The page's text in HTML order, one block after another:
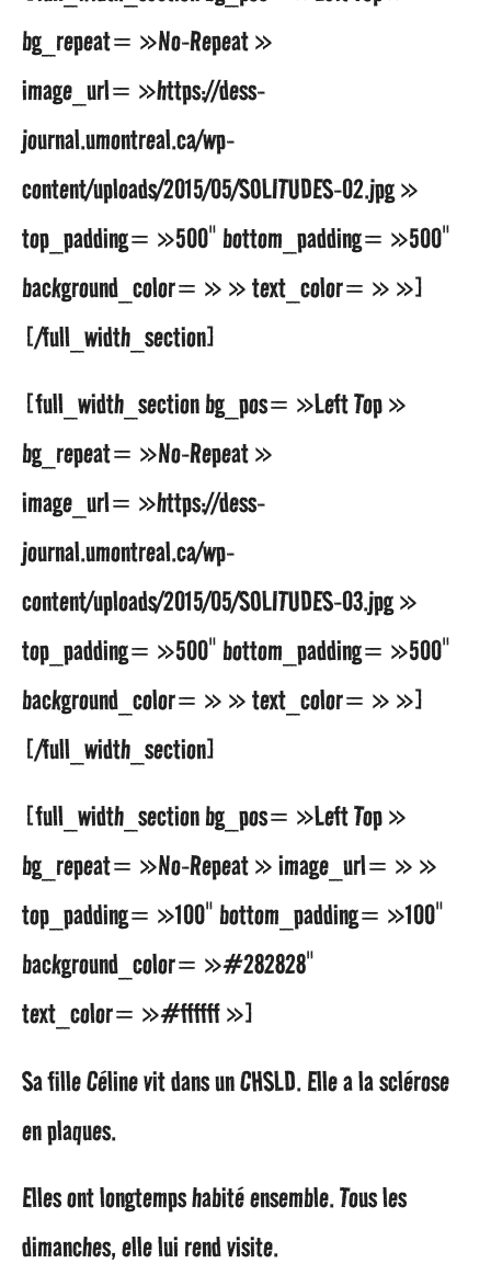
bg_repeat= »No-Repeat »
image_url= »https://dess-
journal.umontreal.ca/wp-
content/uploads/2015/05/SOLITUDES-02.jpg »
top_padding= »500″ bottom_padding= »500″
background_color= » » text_color= » »]
[/full_width_section]
[full_width_section bg_pos= »Left Top »
bg_repeat= »No-Repeat »
image_url= »https://dess-
journal.umontreal.ca/wp-
content/uploads/2015/05/SOLITUDES-03.jpg »
top_padding= »500″ bottom_padding= »500″
background_color= » » text_color= » »]
[/full_width_section]
[full_width_section bg_pos= »Left Top »
bg_repeat= »No-Repeat » image_url= » »
top_padding= »100″ bottom_padding= »100″
background_color= »#282828″
text_color= »#ffffff »]
Sa fille Céline vit dans un CHSLD. Elle a la sclérose
en plaques.
Elles ont longtemps habité ensemble. Tous les
dimanches, elle lui rend visite.